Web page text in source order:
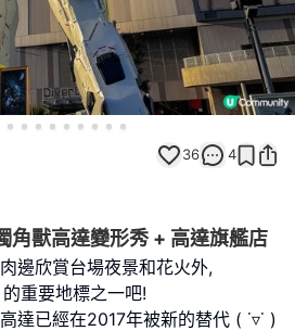
36 4
角獸高達變形秀 + 高達旗艦店
邊欣賞台場夜景和花火外,
的重要地標之一吧!
達已經在2017年被新的替代 ( ˙▿˙ )